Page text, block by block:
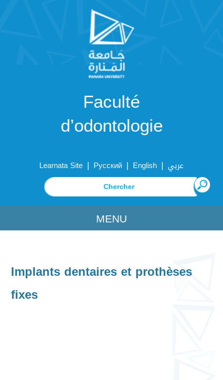
Faculté
d’odontologie
Learnata Site | Русский | English | عربي
MENU
Implants dentaires et prothèses
fixes